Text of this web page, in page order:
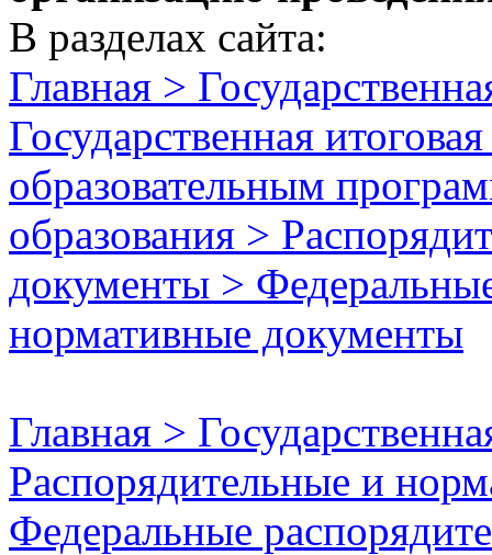
В разделах сайта:
Главная >
Государственная
образовательным
образования >
документы >
нормативные документы
Главная >
Распорядительные и
Федеральные